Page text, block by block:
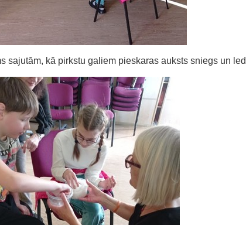
sajutām, kā pirkstu galiem pieskaras auksts sniegs un